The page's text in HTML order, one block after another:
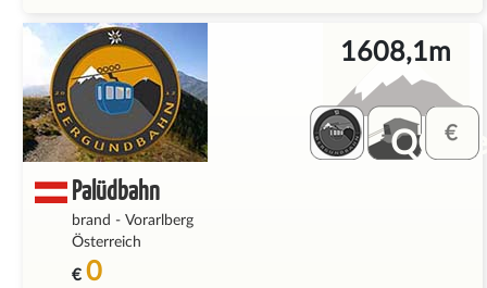
Palüdbahn
brand - Vorarlberg
Österreich
€ 0
1608,1m